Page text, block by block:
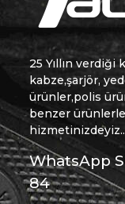
25 Yıllın
kabze,şarjör,
ürünler,polis
benzer
hizmetinizdeyiz..
WhatsApp
84